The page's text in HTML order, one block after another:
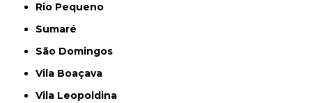
Rio Pequeno
Sumaré
São Domingos
Vila Boaçava
Vila Leopoldina